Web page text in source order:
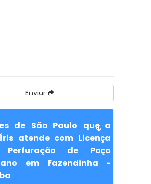
Enviar
de São Paulo que a
atende com Licença
Perfuração de Poço
em Fazendinha -